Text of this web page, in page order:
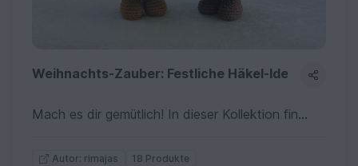
Weihnachts-Zauber: Festliche Häkel-Ideen für die
Mach es dir gemütlich! In dieser Kollektion findest du meine schönsten Anleitungen für das Weihnachtsfest. Von festlichem Baumschmuck über süße Anhänger bis hin zu originellen Deko-Ideen – hier ist für jeden Geschmack etwas dabei. Perfekt zum Verschenken oder um dein eigenes Zuhause weihnachtlich zu schmücken!
Autor: rimajas 18 Produkte